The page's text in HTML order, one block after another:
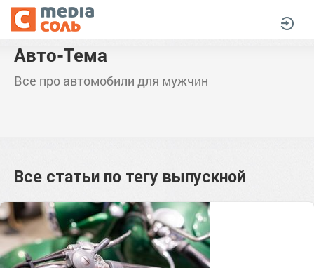
Авто-Тема
Все про автомобили для мужчин
Все статьи по тегу выпускной